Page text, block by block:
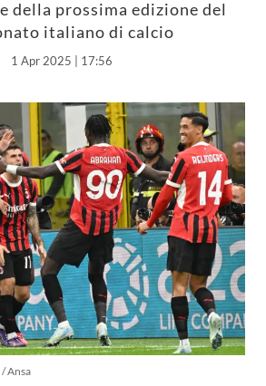
della prossima edizione del
italiano di calcio
1 Apr 2025 | 17:56
Ansa